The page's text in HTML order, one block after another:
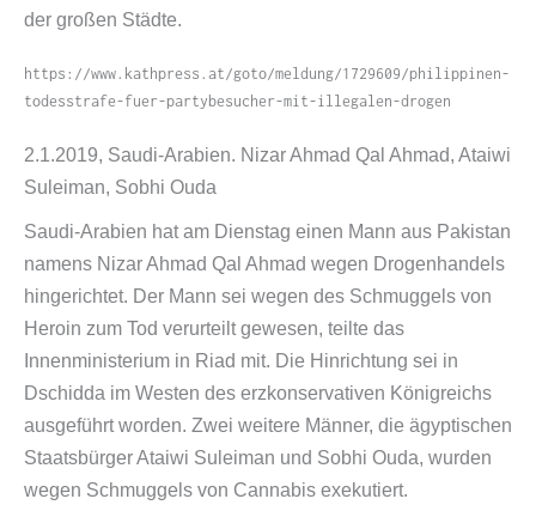
der großen Städte.
https://​www​.kathpress​.at/​g​o​t​o​/​m​e​l​d​u​n​g​/​1​7​2​9​6​0​9​/​p​h​i​l​i​p​p​i​n​e​n​-​
t​o​d​e​s​s​t​r​a​f​e​-​f​u​e​r​-​p​a​r​t​y​b​e​s​u​c​h​e​r​-​m​i​t​-​i​l​l​e​g​a​l​e​n​-​d​r​o​gen
2.1.2019, Saudi-​Arabien. Nizar Ahmad Qal Ahmad, Ataiwi
Suleiman, Sobhi Ouda
Saudi-​Arabien hat am Dienstag einen Mann aus Pakistan
namens Nizar Ahmad Qal Ahmad wegen Drogenhandels
hingerichtet. Der Mann sei wegen des Schmuggels von
Heroin zum Tod verurteilt gewesen, teilte das
Innenministerium in Riad mit. Die Hinrichtung sei in
Dschidda im Westen des erzkonservativen Königreichs
ausgeführt worden. Zwei weitere Männer, die ägyptischen
Staatsbürger Ataiwi Suleiman und Sobhi Ouda, wurden
wegen Schmuggels von Cannabis exekutiert.